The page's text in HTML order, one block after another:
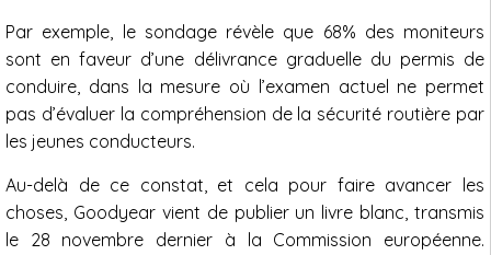
Par exemple, le sondage révèle que 68% des moniteurs
sont en faveur d’une délivrance graduelle du permis de
conduire, dans la mesure où l’examen actuel ne permet
pas d’évaluer la compréhension de la sécurité routière par
les jeunes conducteurs.
Au-delà de ce constat, et cela pour faire avancer les
choses, Goodyear vient de publier un livre blanc, transmis
le 28 novembre dernier à la Commission européenne.